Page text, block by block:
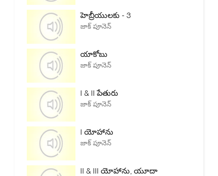
హెబ్రీయులకు - 3
జాక్ పూనెన్
యాకోబు
జాక్ పూనెన్
I & II పేతురు
జాక్ పూనెన్
I యోహాను
జాక్ పూనెన్
II & III యోహాను, యూదా